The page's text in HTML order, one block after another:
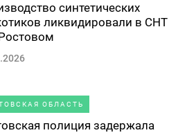
синтетических
ликвидировали в СНТ
ОБЛАСТЬ
полиция задержала